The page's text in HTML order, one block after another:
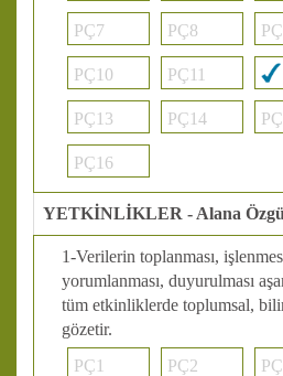
PÇ7 PÇ8
PÇ10 PÇ11
PÇ13 PÇ14
PÇ16
YETKİNLİKLER - Alana
1-Verilerin toplanması,
yorumlanması, duyurulması
tüm etkinliklerde toplumsal,
gözetir.
PÇ1
PÇ2